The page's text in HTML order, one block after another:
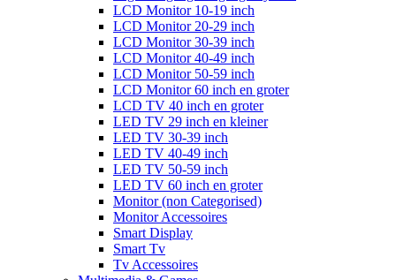
LCD Monitor 10-19 inch
LCD Monitor 20-29 inch
LCD Monitor 30-39 inch
LCD Monitor 40-49 inch
LCD Monitor 50-59 inch
LCD Monitor 60 inch en groter
LCD TV 40 inch en groter
LED TV 29 inch en kleiner
LED TV 30-39 inch
LED TV 40-49 inch
LED TV 50-59 inch
LED TV 60 inch en groter
Monitor (non Categorised)
Monitor Accessoires
Smart Display
Smart Tv
Tv Accessoires